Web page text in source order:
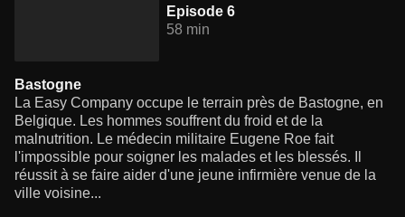
Episode 6
58 min
Bastogne
La Easy Company occupe le terrain près de Bastogne, en
Belgique. Les hommes souffrent du froid et de la
malnutrition. Le médecin militaire Eugene Roe fait
l'impossible pour soigner les malades et les blessés. Il
réussit à se faire aider d'une jeune infirmière venue de la
ville voisine...